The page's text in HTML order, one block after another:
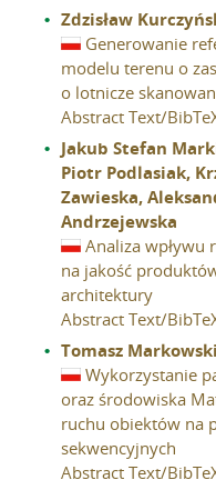
Zdzisław
Generowanie
modelu terenu o
o lotnicze
Abstract Text/
Jakub Stefan
Piotr Podlasiak,
Zawieska,
Andrzejewska
Analiza wpływu
na jakość
architektury
Abstract Text/
Tomasz Markowski
Wykorzystanie
oraz środowiska
ruchu obiektów na
sekwencyjnych
Abstract Text/